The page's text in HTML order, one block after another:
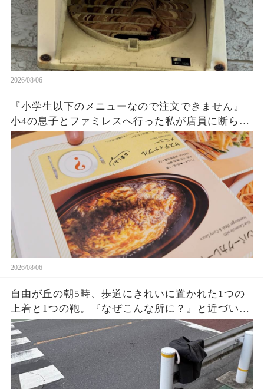
2026/08/06
『小学生以下のメニューなので注文できません』
小4の息子とファミレスへ行った私が店員に断られ
た…『この子、小学生ですけど？』と伝えても拒
否。店長確認後、判明した意外な勘違いとは…
2026/08/06
自由が丘の朝5時、歩道にきれいに置かれた1つの
上着と1つの鞄。『なぜこんな所に？』と近づいた
私が見た持ち主の姿に驚き…誰も褒めない優しさ
がそこにあった